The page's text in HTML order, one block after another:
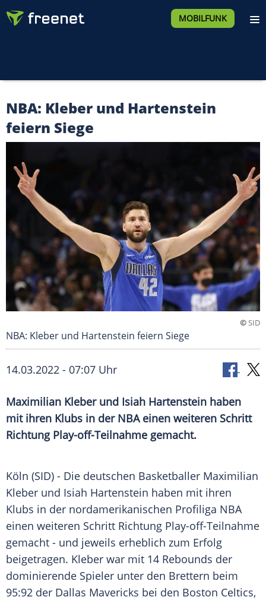
MOBILFUNK
NBA: Kleber und Hartenstein
feiern Siege
©SID
NBA: Kleber und Hartenstein feiern Siege
14.03.2022 - 07:07 Uhr
Maximilian Kleber und Isiah Hartenstein haben
mit ihren Klubs in der NBA einen weiteren Schritt
Richtung Play-off-Teilnahme gemacht.
Köln (SID) - Die deutschen Basketballer Maximilian
Kleber und Isiah Hartenstein haben mit ihren
Klubs in der nordamerikanischen Profiliga NBA
einen weiteren Schritt Richtung Play-off-Teilnahme
gemacht - und jeweils erheblich zum Erfolg
beigetragen. Kleber war mit 14 Rebounds der
dominierende Spieler unter den Brettern beim
95:92 der Dallas Mavericks bei den Boston Celtics,